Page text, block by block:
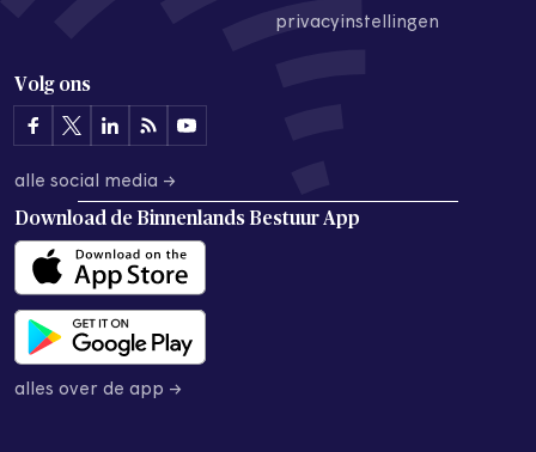
privacyinstellingen
Volg ons
alle social media →
Download de Binnenlands Bestuur App
alles over de app →